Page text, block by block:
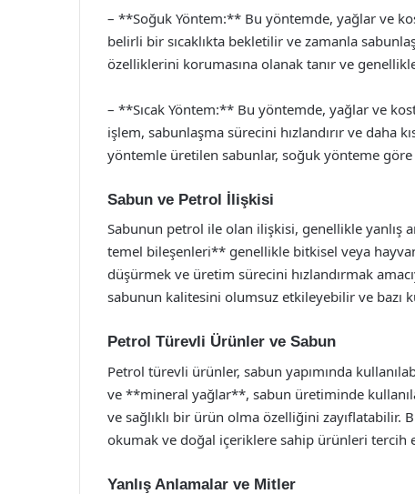
– **Soğuk Yöntem:** Bu yöntemde, yağlar ve
belirli bir sıcaklıkta bekletilir ve zamanla
özelliklerini korumasına olanak tanır ve
– **Sıcak Yöntem:** Bu yöntemde, yağlar ve
işlem, sabunlaşma sürecini hızlandırır ve daha
yöntemle üretilen sabunlar, soğuk yönteme göre
Sabun ve Petrol İlişkisi
Sabunun petrol ile olan ilişkisi, genellikle yanlış
temel bileşenleri** genellikle bitkisel veya
düşürmek ve üretim sürecini hızlandırmak
sabunun kalitesini olumsuz etkileyebilir ve bazı
Petrol Türevli Ürünler ve Sabun
Petrol türevli ürünler, sabun yapımında
ve **mineral yağlar**, sabun üretiminde
ve sağlıklı bir ürün olma özelliğini zayıflatabilir.
okumak ve doğal içeriklere sahip ürünleri tercih
Yanlış Anlamalar ve Mitler